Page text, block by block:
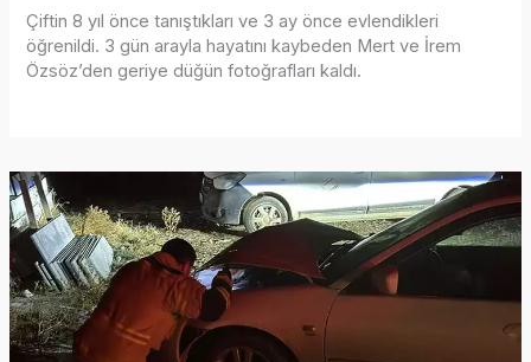
Çiftin 8 yıl önce tanıştıkları ve 3 ay önce evlendikleri
öğrenildi. 3 gün arayla hayatını kaybeden Mert ve İrem
Özsöz’den geriye düğün fotoğrafları kaldı.